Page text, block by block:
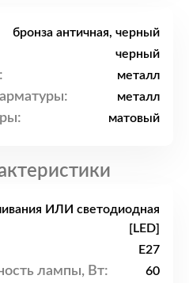
бронза античная, черный
черный
металл
металл
матовый
ИЛИ светодиодная
[LED]
E27
лампы, Вт: 60